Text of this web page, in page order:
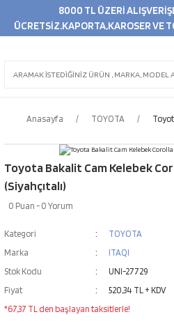
8000 TL ÜZERİ
ÜCRETSİZ.KAPORTA,KAROSER VE
Anasayfa TOYOTA
Toyota Bakalit Cam Kelebek
(Siyahçıtalı)
0 Puan - 0 Yorum
Kategori
TOYOTA
Marka
ITAQI
Stok Kodu
UNI-27729
Fiyat
520,34 TL + KDV
*67,37 TL den başlayan taksitlerle!